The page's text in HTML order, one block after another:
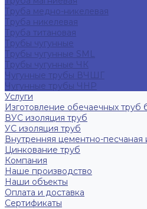
Труба медно-никелевая
Труба никелевая
Труба титановая
Трубы чугунные
Трубы чугунные SML
Трубы чугунные ЧК
Чугунные трубы ВЧШГ
Чугунные трубы ЧНР
Услуги
Изготовление обечаечных труб
ВУС изоляция труб
УС изоляция труб
Внутренняя цементно-
Цинкование труб
Компания
Наше производство
Наши объекты
Оплата и доставка
Сертификаты